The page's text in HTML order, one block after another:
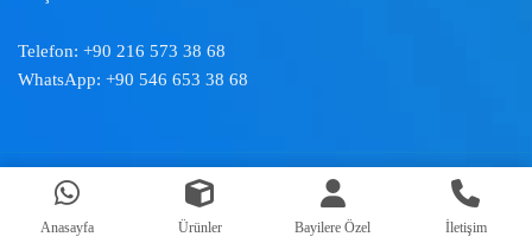
Telefon: +90 216 573 38 68
WhatsApp: +90 546 653 38 68
Doğal İklimlendirme ™ | 2024
Anasayfa Ürünler Bayilere Özel İletişim